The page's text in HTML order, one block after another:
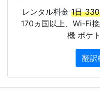
レンタル料金 1日
170ヵ国以上、Wi-Fi
機 ポケ
翻訳